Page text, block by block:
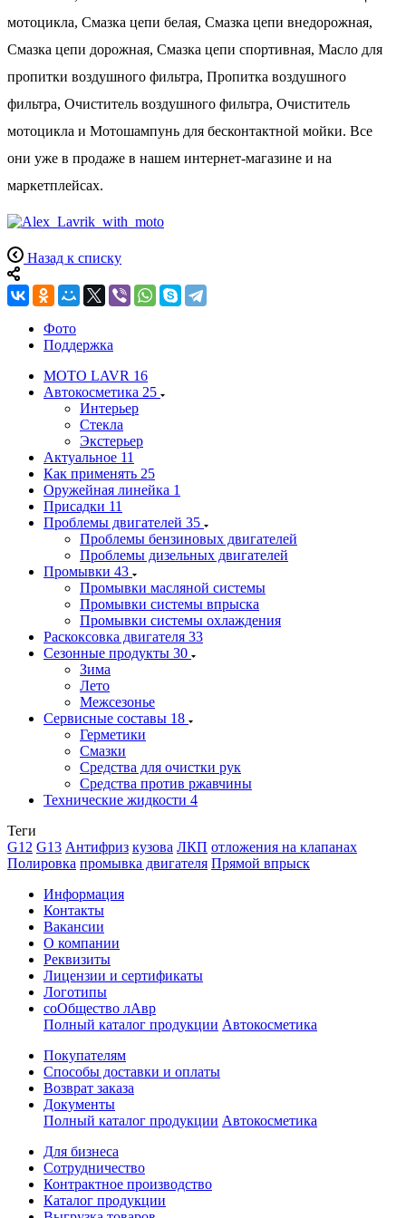
мотоцикла, Смазка цепи белая, Смазка цепи внедорожная,
Смазка цепи дорожная, Смазка цепи спортивная, Масло для
пропитки воздушного фильтра, Пропитка воздушного
фильтра, Очиститель воздушного фильтра, Очиститель
мотоцикла и Мотошампунь для бесконтактной мойки. Все
они уже в продаже в нашем интернет-магазине и на
маркетплейсах.
Назад к списку
Фото
Поддержка
MOTO LAVR 16
Автокосметика 25
Интерьер
Стекла
Экстерьер
Актуальное 11
Как применять 25
Оружейная линейка 1
Присадки 11
Проблемы двигателей 35
Проблемы бензиновых двигателей
Проблемы дизельных двигателей
Промывки 43
Промывки масляной системы
Промывки системы впрыска
Промывки системы охлаждения
Раскоксовка двигателя 33
Сезонные продукты 30
Зима
Лето
Межсезонье
Сервисные составы 18
Герметики
Смазки
Средства для очистки рук
Средства против ржавчины
Технические жидкости 4
Теги
G12 G13 Антифриз кузова ЛКП отложения на клапанах
Полировка промывка двигателя Прямой впрыск
Информация
Контакты
Вакансии
О компании
Реквизиты
Лицензии и сертификаты
Логотипы
соОбщество лАвр
Полный каталог продукции Автокосметика
Покупателям
Способы доставки и оплаты
Возврат заказа
Документы
Полный каталог продукции Автокосметика
Для бизнеса
Сотрудничество
Контрактное производcтво
Каталог продукции